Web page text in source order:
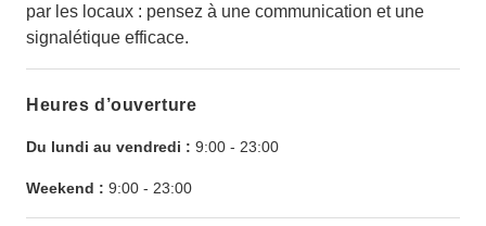
par les locaux : pensez à une communication et une
signalétique efficace.
Heures d’ouverture
Du lundi au vendredi : 9:00 - 23:00
Weekend : 9:00 - 23:00